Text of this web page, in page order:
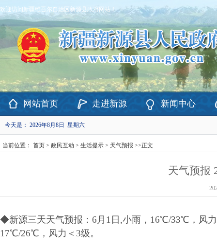
欢迎访问新疆维吾尔自治区新源县政府网站！
网站首页 走进新源 新闻中心
今天是： 2026年8月8日 星期六
当前位置： 首页 > 政民互动 > 生活提示 > 天气预报 >>正文
天气预报
◆新源三天天气预报：6月1日,小雨，16℃/33℃， 风力
17℃/26℃，风力 ＜3级。